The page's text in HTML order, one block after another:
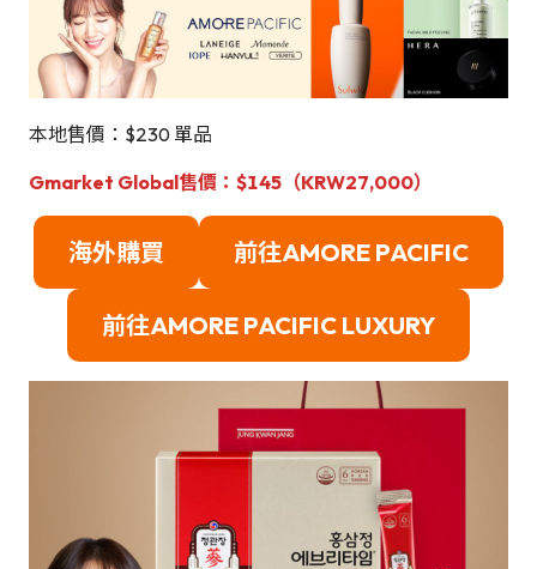
本地售價：$230 單品
Gmarket Global售價 ：$145（KRW27,000）
海外購買 前往AMORE PACIFIC
前往AMORE PACIFIC LUXURY